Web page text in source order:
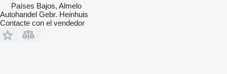
Países Bajos, Almelo
Autohandel Gebr. Heinhuis
Contacte con el vendedor